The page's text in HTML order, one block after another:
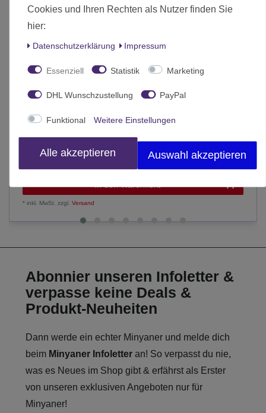
Kaiju No. 8 side B Band 2 Finale (Deutsch)
In den Warenkorb
*inkl. MwSt. zzgl.Versand
Abonnier unseren Infoletter &
verpasse keine Deals &
Produkt-Neuheiten
Dann werde ein echter Minyaner und melde dich
beim Minyaner Infoletter an! So verpasst du nie,
was es Neues im Shop gibt & erfährst als Erster
von unseren exklusiven Angeboten nur für
Minyaner!
Cookies und Ihren Rechten als Nutzer finden Sie
hier:
Daten­schutz­erklärung Impressum
Essenziell Statistik Marketing
DHL Wunschzustellung PayPal
Funktional Weitere Einstellungen
Alle akzeptieren Auswahl akzeptieren